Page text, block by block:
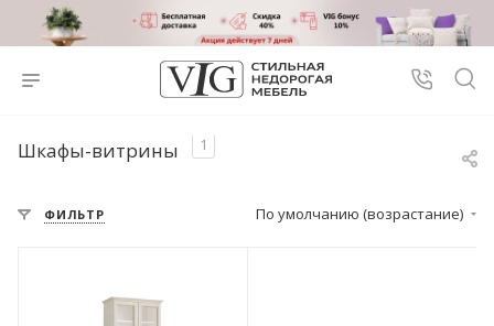
Шкафы-витрины 1
ФИЛЬТР По умолчанию (возрастание)